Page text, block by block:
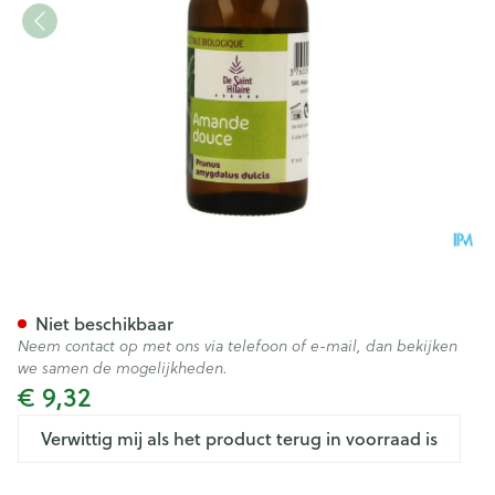
€ 9,32
Verwittig mij als het product terug in voorraad is
Niet beschikbaar
Neem contact op met ons via telefoon of e-mail, dan bekijken
we samen de mogelijkheden.